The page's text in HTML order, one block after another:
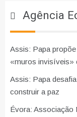
Agência
Assis: Papa
«muros invisíveis»
Assis: Papa
construir a paz
Évora: Associação